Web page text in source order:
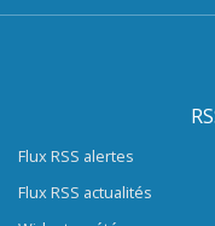
Flux RSS alertes
Flux RSS actualités